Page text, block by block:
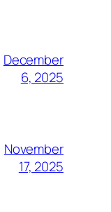
December
6, 2025
November
17, 2025